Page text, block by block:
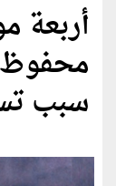
أربعة
سبب